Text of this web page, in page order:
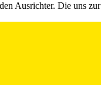
Ausrichter. Die uns